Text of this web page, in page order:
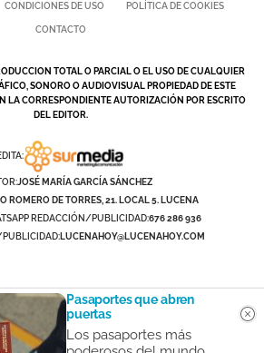
CONDICIONES DE USO POLÍTICA DE COOKIES
CONTACTO
TOTAL O PARCIAL O EL USO DE CUALQUIER
SONORO O AUDIOVISUAL PROPIEDAD DE ESTE
LA CORRESPONDIENTE AUTORIZACIÓN POR ESCRITO
DEL EDITOR.
JOSÉ MARÍA GARCÍA SÁNCHEZ
ROMERO DE TORRES, 21. LOCAL 5. LUCENA
REDACCIÓN/PUBLICIDAD:676 286 936
LUCENAHOY@LUCENAHOY.COM
Pasaportes que abren
puertas
Los pasaportes más